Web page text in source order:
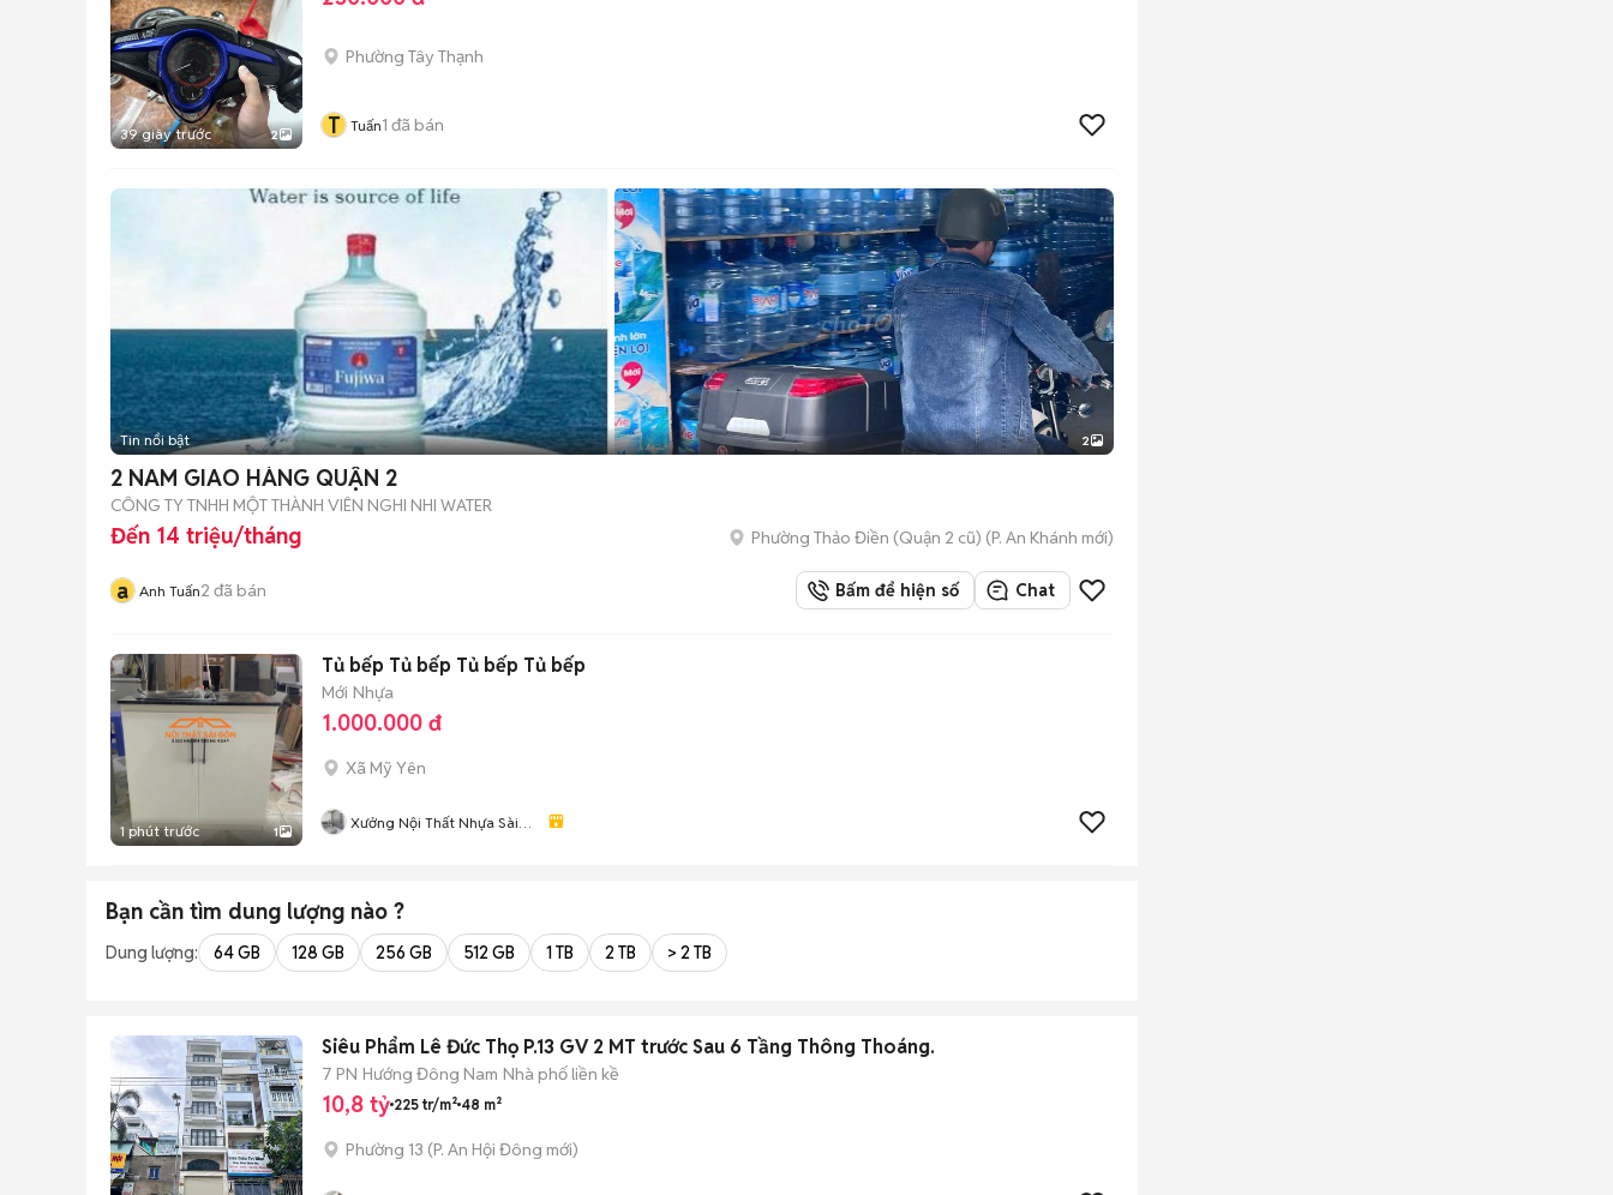
39 giây trước 2
Phường Tây Thạnh
T Tuấn1 đã bán
Tin nổi bật 2
2 NAM GIAO HÀNG QUẬN 2
CÔNG TY TNHH MỘT THÀNH VIÊN NGHI NHI WATER
Đến 14 triệu/tháng Phường Thảo Điền (Quận 2 cũ) (P. An Khánh mới)
a Anh Tuấn2 đã bán Bấm để hiện số Chat
1 phút trước 1
Tủ bếp Tủ bếp Tủ bếp Tủ bếp
Mới Nhựa
1.000.000 đ
Xã Mỹ Yên
Xưởng Nội Thất Nhựa Sài
Bạn cần tìm dung lượng nào ?
Dung lượng: 64 GB 128 GB 256 GB 512 GB 1 TB 2 TB > 2 TB
Siêu Phẩm Lê Đức Thọ P.13 GV 2 MT trước Sau 6 Tầng Thông Thoáng.
7 PN Hướng Đông Nam Nhà phố liền kề
10,8 tỷ 225 tr/m² 48 m²
Phường 13 (P. An Hội Đông mới)